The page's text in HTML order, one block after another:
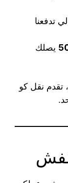
تدفعنا
يصلك
، تقدم نقل كو